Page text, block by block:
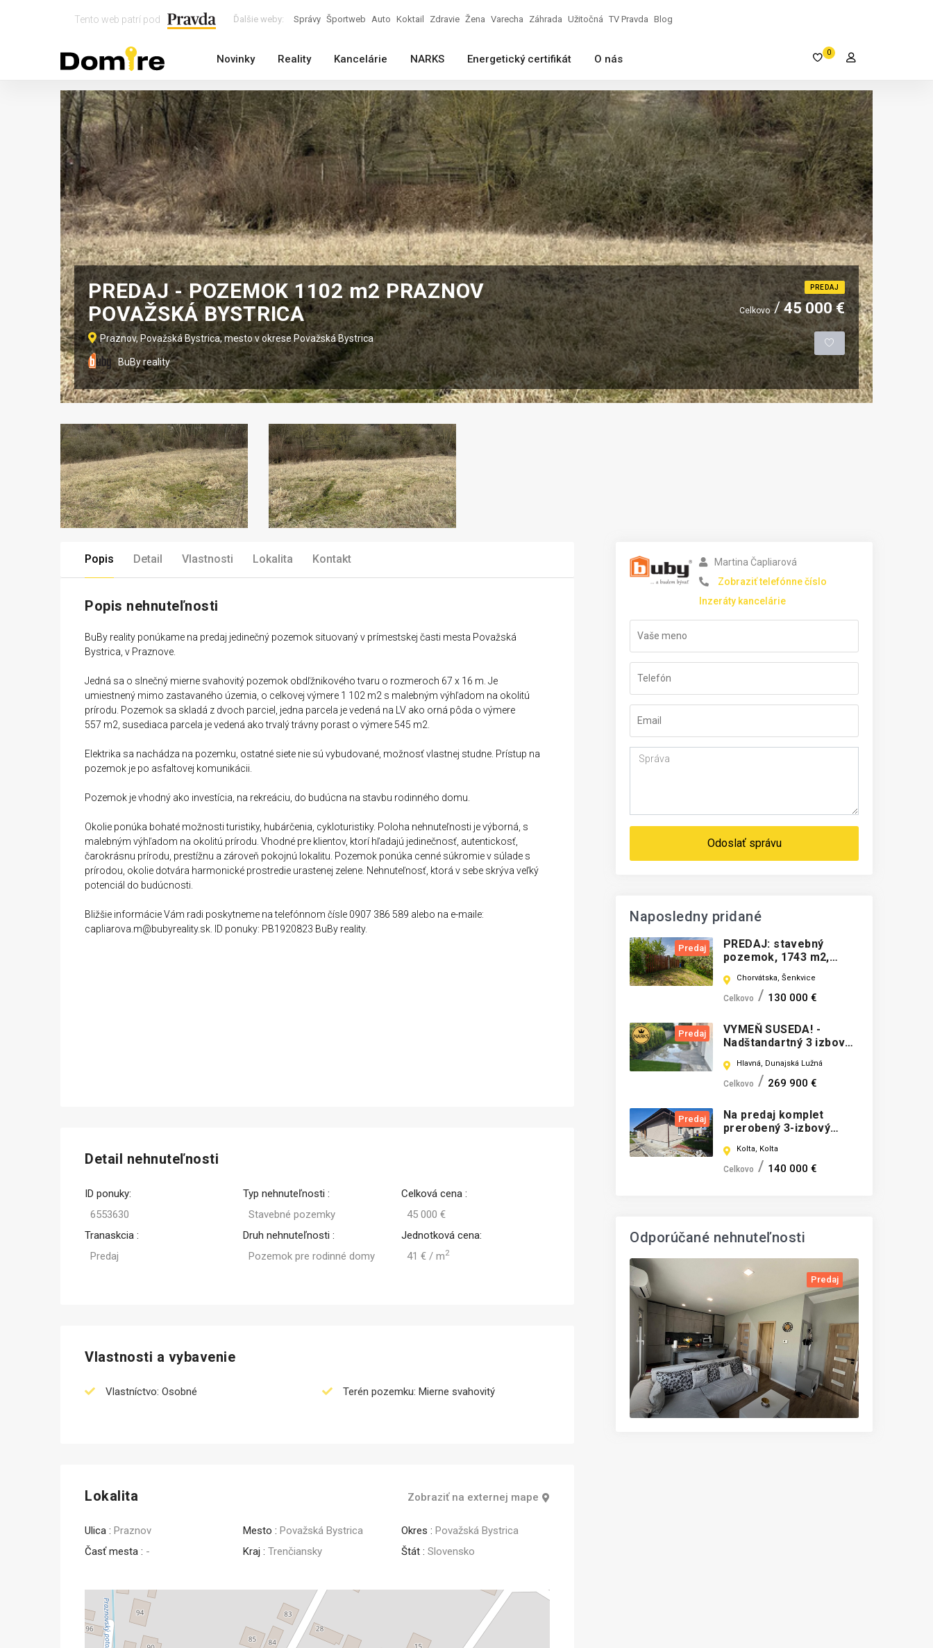
Tento web patrí pod Ďalšie weby: Správy Športweb Auto Koktail Zdravie Žena Varecha Záhrada Užitočná TV Pravda Blog
Novinky Reality Kancelárie NARKS Energetický certifikát O nás
0
PREDAJ - POZEMOK 1102 m2 PRAZNOV
POVAŽSKÁ BYSTRICA
Praznov, Považská Bystrica, mesto v okrese Považská Bystrica
BuBy reality
PREDAJ
Celkovo 45 000 €
Popis Detail Vlastnosti Lokalita Kontakt
Popis nehnuteľnosti
BuBy reality ponúkame na predaj jedinečný pozemok situovaný v prímestskej časti mesta Považská
Bystrica, v Praznove.
Jedná sa o slnečný mierne svahovitý pozemok obdľžnikového tvaru o rozmeroch 67 x 16 m. Je
umiestnený mimo zastavaného územia, o celkovej výmere 1 102 m2 s malebným výhľadom na okolitú
prírodu. Pozemok sa skladá z dvoch parciel, jedna parcela je vedená na LV ako orná pôda o výmere
557 m2, susediaca parcela je vedená ako trvalý trávny porast o výmere 545 m2.
Elektrika sa nachádza na pozemku, ostatné siete nie sú vybudované, možnosť vlastnej studne. Prístup na
pozemok je po asfaltovej komunikácii.
Pozemok je vhodný ako investícia, na rekreáciu, do budúcna na stavbu rodinného domu.
Okolie ponúka bohaté možnosti turistiky, hubárčenia, cykloturistiky. Poloha nehnuteľnosti je výborná, s
malebným výhľadom na okolitú prírodu. Vhodné pre klientov, ktorí hľadajú jedinečnosť, autentickosť,
čarokrásnu prírodu, prestížnu a zároveň pokojnú lokalitu. Pozemok ponúka cenné súkromie v súlade s
prírodou, okolie dotvára harmonické prostredie urastenej zelene. Nehnuteľnosť, ktorá v sebe skrýva veľký
potenciál do budúcnosti.
Bližšie informácie Vám radi poskytneme na telefónnom čísle 0907 386 589 alebo na e-maile:
capliarova.m@bubyreality.sk. ID ponuky: PB1920823 BuBy reality.
Detail nehnuteľnosti
ID ponuky:
6553630
Tranaskcia :
Predaj
Typ nehnuteľnosti :
Stavebné pozemky
Druh nehnuteľnosti :
Pozemok pre rodinné domy
Celková cena :
45 000 €
Jednotková cena:
41 € / m2
Vlastnosti a vybavenie
Vlastníctvo: Osobné Terén pozemku: Mierne svahovitý
Lokalita Zobraziť na externej mape
Ulica : Praznov
Časť mesta : -
Mesto : Považská Bystrica
Kraj : Trenčiansky
Okres : Považská Bystrica
Štát : Slovensko
Martina Čapliarová
Zobraziť telefónne číslo
Inzeráty kancelárie
Odoslať správu
Naposledny pridané
Predaj
PREDAJ: stavebný
pozemok, 1743 m2,
Chorvátska, Šenkvice
Celkovo 130 000 €
Predaj
VYMEŇ SUSEDA! -
Nadštandartný 3 izbový
Dunajskej lužnej
Hlavná, Dunajská Lužná
Celkovo 269 900 €
Predaj
Na predaj komplet
prerobený 3-izbový
Kolta, Kolta
Celkovo 140 000 €
Odporúčané nehnuteľnosti
Predaj